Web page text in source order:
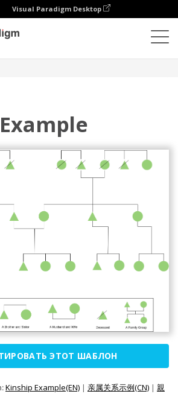
Visual Paradigm Desktop
ЭТОТ ШАБЛОН
Kinship Example(EN) | 亲属关系示例(CN) | 親